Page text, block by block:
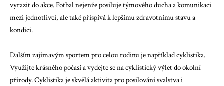
vyrazit do akce. Fotbal nejenže posiluje týmového ducha a komunikaci
mezi jednotlivci, ale také přispívá k lepšímu zdravotnímu stavu a
kondici.
Dalším zajímavým sportem pro celou rodinu je například cyklistika.
Využijte krásného počasí a vydejte se na cyklistický výlet do okolní
přírody. Cyklistika je skvělá aktivita pro posilování svalstva i